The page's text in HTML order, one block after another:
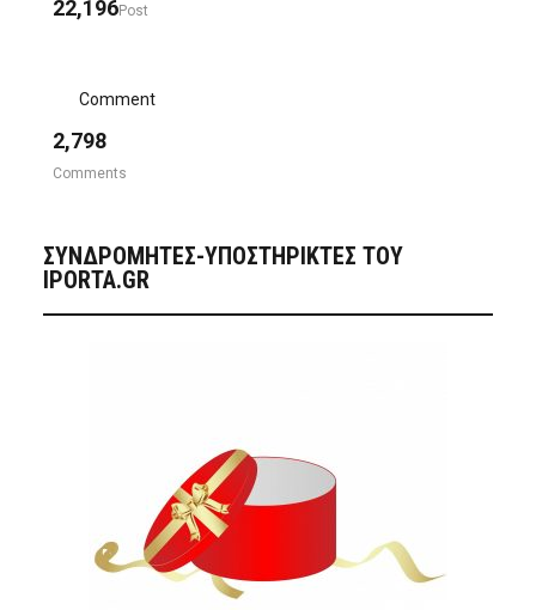
22,196Post
Comment
2,798
Comments
ΣΥΝΔΡΟΜΗΤΈΣ-ΥΠΟΣΤΗΡΙΚΤΈΣ ΤΟΥ
IPORTA.GR